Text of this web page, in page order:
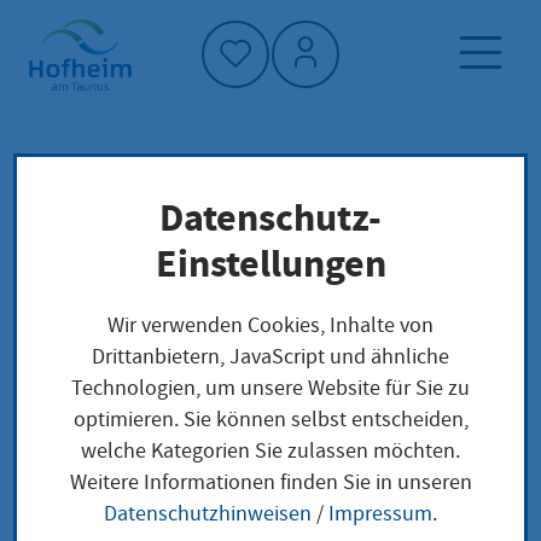
Startseite"
Dienstleistung-Finder
Verwaltungsstruktur
Stadtwerke
Stadtwerke
Anschrift
Datenschutz-
Einstellungen
Wir verwenden Cookies, Inhalte von
Drittanbietern, JavaScript und ähnliche
Technologien, um unsere Website für Sie zu
optimieren. Sie können selbst entscheiden,
welche Kategorien Sie zulassen möchten.
Weitere Informationen finden Sie in unseren
Datenschutzhinweisen / Impressum.